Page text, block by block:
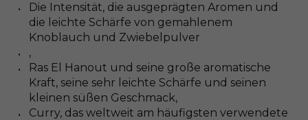
Die Intensität, die ausgeprägten Aromen und
die leichte Schärfe von gemahlenem
Knoblauch und Zwiebelpulver
,
Ras El Hanout und seine große aromatische
Kraft, seine sehr leichte Schärfe und seinen
kleinen süßen Geschmack,
Curry, das weltweit am häufigsten verwendete